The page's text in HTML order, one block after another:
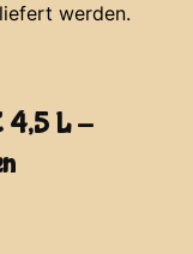
werden.
4,5 L -